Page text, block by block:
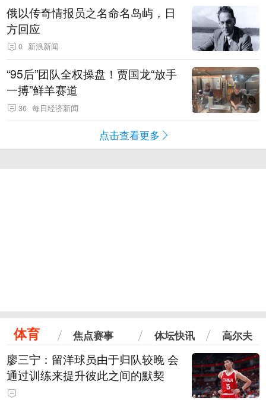
俄以传奇情报员之名命名岛屿，日
方回应
0 新浪新闻
“95后”团队全权操盘！贾国龙“放手
一搏”鲜羊赛道
36 每日经济新闻
点击查看更多
体育 焦点赛事 体坛快讯 高尔夫
廖三宁：留洋球员由于归队较晚 会
通过训练来提升彼此之间的默契